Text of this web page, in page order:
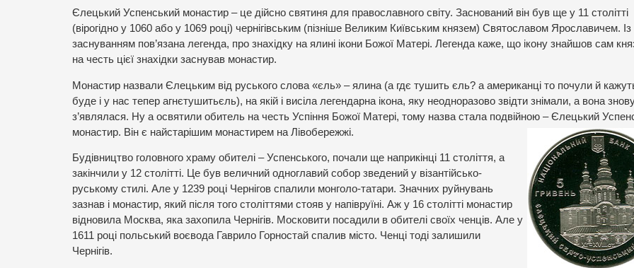
Єлецький Успенський монастир – це дійсно святиня для православного світу. Заснований він був ще у 11 столітті
(вірогідно у 1060 або у 1069 році) чернігівським (пізніше Великим Київським князем) Святославом Ярославичем. Із
заснуванням пов’язана легенда, про знахідку на ялині ікони Божої Матері. Легенда каже, що ікону знайшов сам
на честь цієї знахідки заснував монастир.
Монастир назвали Єлецьким від руського слова «єль» – ялина (а гдє тушить єль? а американці то почули й
буде і у нас тепер агнєтушитьєль), на якій і висіла легендарна ікона, яку неодноразово звідти знімали, а вона
з’являлася. Ну а освятили обитель на честь Успіння Божої Матері, тому назва стала подвійною – Єлецький
монастир. Він є найстарішим монастирем на Лівобережжі.
Будівництво головного храму обителі – Успенського, почали ще наприкінці 11 століття, а
закінчили у 12 столітті. Це був величний одноглавий собор зведений у візантійсько-
руському стилі. Але у 1239 році Чернігов спалили монголо-татари. Значних руйнувань
зазнав і монастир, який після того століттями стояв у напівруїні. Аж у 16 столітті монастир
відновила Москва, яка захопила Чернігів. Московити посадили в обителі своїх ченців. Але у
1611 році польський воєвода Гаврило Горностай спалив місто. Ченці тоді залишили
Чернігів.